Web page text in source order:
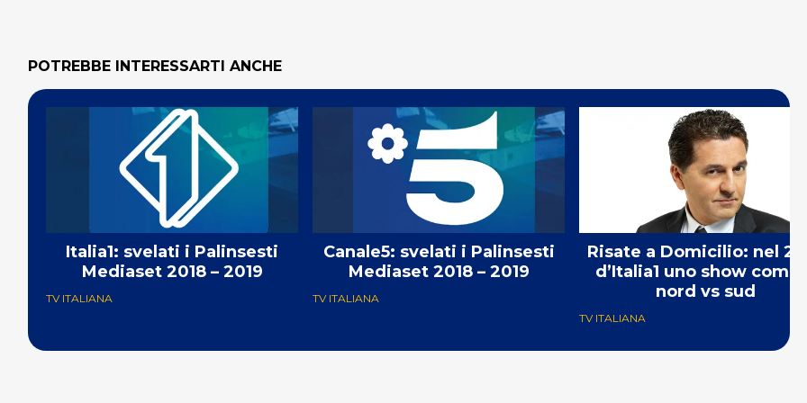
POTREBBE INTERESSARTI ANCHE
Italia1: svelati i Palinsesti
Mediaset 2018 – 2019
TV ITALIANA
Canale5: svelati i Palinsesti
Mediaset 2018 – 2019
TV ITALIANA
Risate a Domicilio: nel
d’Italia1 uno show
nord vs sud
TV ITALIANA